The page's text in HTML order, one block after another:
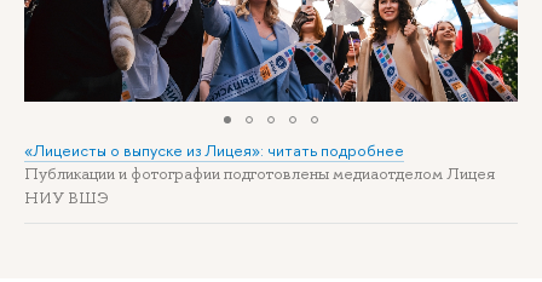
«Лицеисты о выпуске из Лицея»: читать подробнее
Публикации и фотографии подготовлены медиаотделом Лицея
НИУ ВШЭ